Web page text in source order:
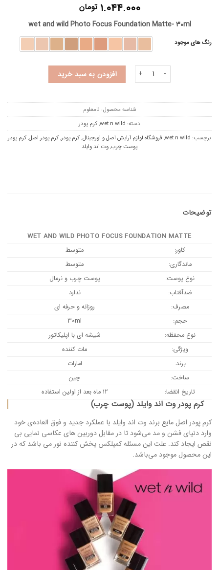
۱.۰۴۴.۰۰۰ تومان
wet and wild Photo Focus Foundation Matte- 30ml
رنگ های موجود
کرم‌ پودر وت اند وایلد (پوست چرب) عدد
افزودن به سبد خرید
شناسه محصول: نامعلوم
دسته: wet n wild
,کرم پودر
برچسب: wet n wild
, فروشگاه لوازم آرایش اصل و اورجینال,کرم پودر,کرم پودر اصل,کرم پودر
پوست چرب,وت اند وایلد
توضیحات
WET AND WILD PHOTO FOCUS FOUNDATION MATTE
کاور:
متوسط
ماندگاری:
متوسط
نوع پوست:
پوست چرب و نرمال
ضدآفتاب:
ندارد
مصرف:
روزانه و حرفه ای
حجم:
30ml
نوع محفظه:
شیشه ای با اپلیکاتور
ویژگی:
مات کننده
برند:
امارات
ساخت:
چین
تاریخ انقضا:
12 ماه بعد از اولین استفاده
کرم‌ پودر وت اند وایلد (پوست چرب)
کرم پودر اصل مایع برند وت اند وایلد با عملکرد جدید و فوق العاده‌ی خود
وارد دنیای فشن و مد می‌شود تا در مقابل دوربین های عکاسی نمایی بی
نقص ایجاد کند. علت این مسئله کمپلکس پخش کننده نور می ‌باشد که در
این محصول موجود می‌باشد.